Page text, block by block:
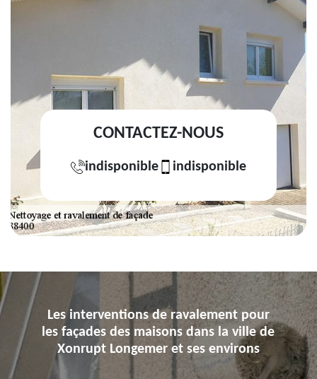
CONTACTEZ-NOUS
indisponible indisponible
Les interventions de ravalement pour
les façades des maisons dans la ville de
Xonrupt Longemer et ses environs